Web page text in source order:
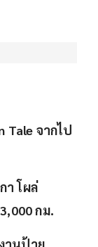
Tale จากไป
า โผล่
กม.
านป้าย